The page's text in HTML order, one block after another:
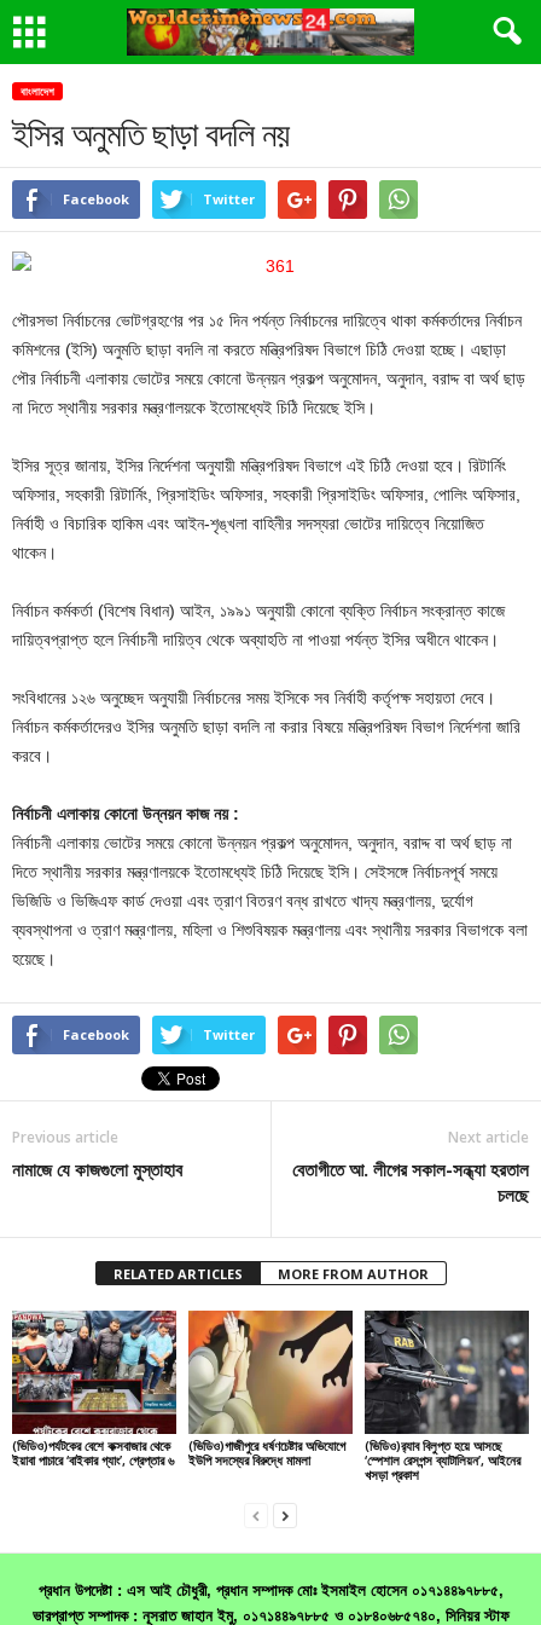
বাংলাদেশ
ইসির অনুমতি ছাড়া বদলি নয়
Facebook Twitter
পৌরসভা নির্বাচনের ভোটগ্রহণের পর ১৫ দিন পর্যন্ত নির্বাচনের দায়িত্বে থাকা কর্মকর্তাদের নির্বাচন
কমিশনের (ইসি) অনুমতি ছাড়া বদলি না করতে মন্ত্রিপরিষদ বিভাগে চিঠি দেওয়া হচ্ছে। এছাড়া
পৌর নির্বাচনী এলাকায় ভোটের সময়ে কোনো উন্নয়ন প্রকল্প অনুমোদন, অনুদান, বরাদ্দ বা অর্থ ছাড়
না দিতে স্থানীয় সরকার মন্ত্রণালয়কে ইতোমধ্যেই চিঠি দিয়েছে ইসি।
ইসির সূত্র জানায়, ইসির নির্দেশনা অনুযায়ী মন্ত্রিপরিষদ বিভাগে এই চিঠি দেওয়া হবে। রিটার্নিং
অফিসার, সহকারী রিটার্নিং, প্রিসাইডিং অফিসার, সহকারী প্রিসাইডিং অফিসার, পোলিং অফিসার,
নির্বাহী ও বিচারিক হাকিম এবং আইন-শৃঙ্খলা বাহিনীর সদস্যরা ভোটের দায়িত্বে নিয়োজিত
থাকেন।
নির্বাচন কর্মকর্তা (বিশেষ বিধান) আইন, ১৯৯১ অনুযায়ী কোনো ব্যক্তি নির্বাচন সংক্রান্ত কাজে
দায়িত্বপ্রাপ্ত হলে নির্বাচনী দায়িত্ব থেকে অব্যাহতি না পাওয়া পর্যন্ত ইসির অধীনে থাকেন।
সংবিধানের ১২৬ অনুচ্ছেদ অনুযায়ী নির্বাচনের সময় ইসিকে সব নির্বাহী কর্তৃপক্ষ সহায়তা দেবে।
নির্বাচন কর্মকর্তাদেরও ইসির অনুমতি ছাড়া বদলি না করার বিষয়ে মন্ত্রিপরিষদ বিভাগ নির্দেশনা জারি
করবে।
নির্বাচনী এলাকায় কোনো উন্নয়ন কাজ নয় :
নির্বাচনী এলাকায় ভোটের সময়ে কোনো উন্নয়ন প্রকল্প অনুমোদন, অনুদান, বরাদ্দ বা অর্থ ছাড় না
দিতে স্থানীয় সরকার মন্ত্রণালয়কে ইতোমধ্যেই চিঠি দিয়েছে ইসি। সেইসঙ্গে নির্বাচনপূর্ব সময়ে
ভিজিডি ও ভিজিএফ কার্ড দেওয়া এবং ত্রাণ বিতরণ বন্ধ রাখতে খাদ্য মন্ত্রণালয়, দুর্যোগ
ব্যবস্থাপনা ও ত্রাণ মন্ত্রণালয়, মহিলা ও শিশুবিষয়ক মন্ত্রণালয় এবং স্থানীয় সরকার বিভাগকে বলা
হয়েছে।
Facebook Twitter
Previous article
নামাজে যে কাজগুলো মুস্তাহাব
Next article
বেতাগীতে আ. লীগের সকাল-সন্ধ্যা হরতাল
চলছে
RELATED ARTICLES MORE FROM AUTHOR
(ভিডিও)পর্যটকের বেশে কক্সবাজার থেকে
ইয়াবা পাচারে ‘বাইকার গ্যাং’, গ্রেপ্তার ৬
(ভিডিও)গাজীপুরে ধর্ষণচেষ্টার অভিযোগে
ইউপি সদস্যের বিরুদ্ধে মামলা
(ভিডিও)র‌্যাব বিলুপ্ত হয়ে আসছে
‘স্পেশাল রেসপন্স ব্যাটালিয়ন’, আইনের
খসড়া প্রকাশ
প্রধান উপদেষ্টা : এস আই চৌধুরী, প্রধান সম্পাদক মোঃ ইসমাইল হোসেন ০১৭১৪৪৯৭৮৮৫,
ভারপ্রাপ্ত সম্পাদক : নূসরাত জাহান ইমু, ০১৭১৪৪৯৭৮৮৫ ও ০১৮৪০৬৮৫৭৪০, সিনিয়র স্টাফ